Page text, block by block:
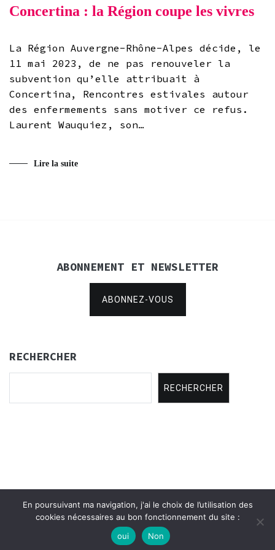
Concertina : la Région coupe les vivres
La Région Auvergne-Rhône-Alpes décide, le
11 mai 2023, de ne pas renouveler la
subvention qu’elle attribuait à
Concertina, Rencontres estivales autour
des enfermements sans motiver ce refus.
Laurent Wauquiez, son…
Lire la suite
ABONNEMENT ET NEWSLETTER
ABONNEZ-VOUS
RECHERCHER
RECHERCHER
Copyright © 2021 Concertina Rencontres .
En poursuivant ma navigation, j'ai le choix de l’utilisation des
cookies nécessaires au bon fonctionnement du site :
oui
Non